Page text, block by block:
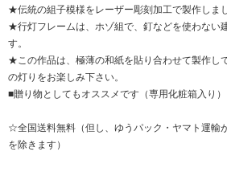
★伝統の組子模様をレーザー彫刻加工で製作しま
★行灯フレームは、ホゾ組で、釘などを使わない
す。
★この作品は、極薄の和紙を貼り合わせて製作し
の灯りをお楽しみ下さい。
■贈り物としてもオススメです（専用化粧箱入り）
☆全国送料無料（但し、ゆうパック・ヤマト運輸
を除きます）